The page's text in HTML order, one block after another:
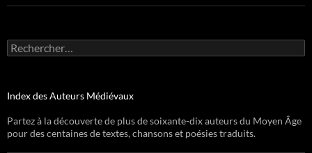
Rechercher :
Index des Auteurs Médiévaux
Partez à la découverte de plus de soixante-dix auteurs du Moyen Âge
pour des centaines de textes, chansons et poésies traduits.